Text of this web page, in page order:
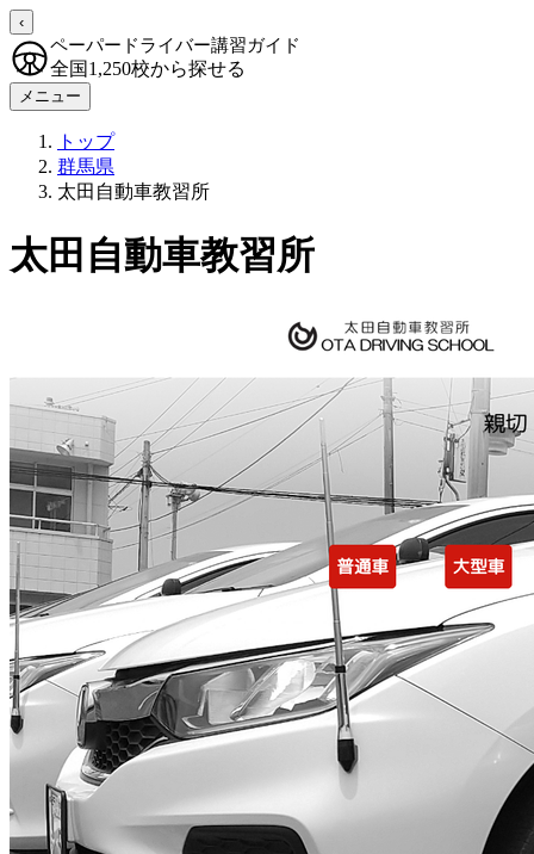
‹
ペーパードライバー講習ガイド
全国1,250校から探せる
メニュー
トップ
群馬県
太田自動車教習所
太田自動車教習所